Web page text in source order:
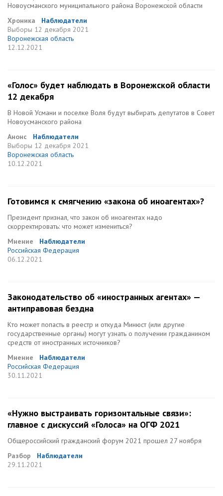
Новоусманского муниципального района Воронежской области
Хроника
Наблюдатели
Выборы 12 декабря 2021
Воронежская область
12.12.2021
«Голос» будет наблюдать в Воронежской области
12 декабря
В Новой Усмани и поселке Воля будут выбирать депутатов в Совет
Новоусманского района
Анонс
Наблюдатели
Выборы 12 декабря 2021
Воронежская область
10.12.2021
Готовимся к смягчению «закона об иноагентах»?
Президент признал, что закон об иноагентах надо
скорректировать: что может измениться?
Мнение
Наблюдатели
Российская Федерация
06.12.2021
Законодательство об «иностранных агентах» —
антиправовая бездна
Кто может попасть в реестр и откуда Минюст (или другие
государственные органы) могут узнать о получении гражданином
средств от иностранных источников?
Мнение
Наблюдатели
Российская Федерация
30.11.2021
«Нужно выстраивать горизонтальные связи»:
главное с дискуссий «Голоса» на ОГФ 2021
Общероссийский гражданский форум 2021 прошел 27 ноября
Разбор
Наблюдатели
29.11.2021